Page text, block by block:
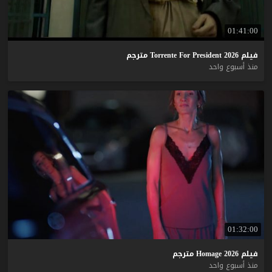
01:41:00
فيلم Torrente For President 2026
مترجم
منذ أسبوع واحد
01:32:00
فيلم Homage 2026
مترجم
منذ أسبوع واحد